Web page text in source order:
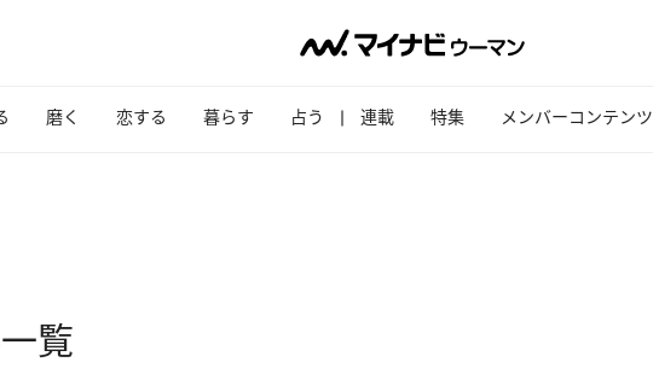
磨く 恋する 暮らす 占う 連載 特集 メンバーコンテンツ
覧